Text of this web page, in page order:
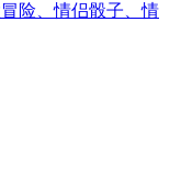
险、情侣骰子、情